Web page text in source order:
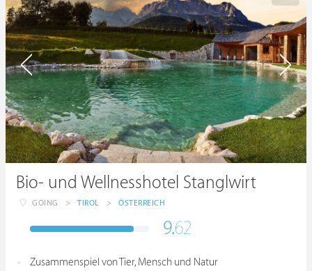
Bio- und Wellnesshotel Stanglwirt
GOING > TIROL > ÖSTERREICH
9.62
Zusammenspiel von Tier, Mensch und Natur